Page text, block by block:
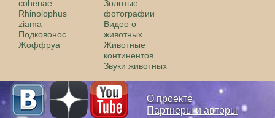
cohenae
Rhinolophus
ziama
Подковонос
Жоффруа
Золотые
фотографии
Видео о
животных
Животные
континентов
Звуки животных
О проекте
Партнеры и авторы